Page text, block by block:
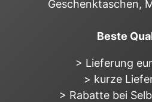
Geschenktaschen,
Beste
> Lieferung
> kurze
> Rabatte bei